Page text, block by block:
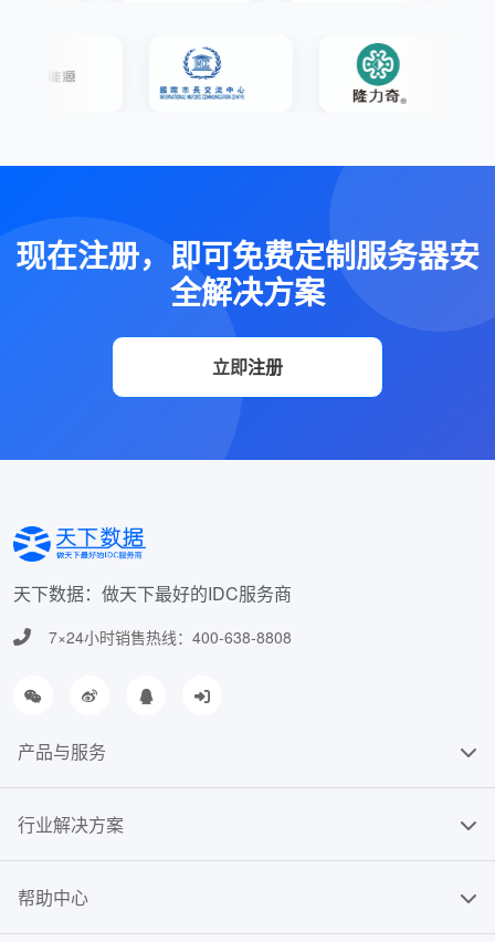
现在注册，即可免费定制服务器安
全解决方案
立即注册
天下数据：做天下最好的IDC服务商
7×24小时销售热线：400-638-8808
产品与服务
行业解决方案
帮助中心